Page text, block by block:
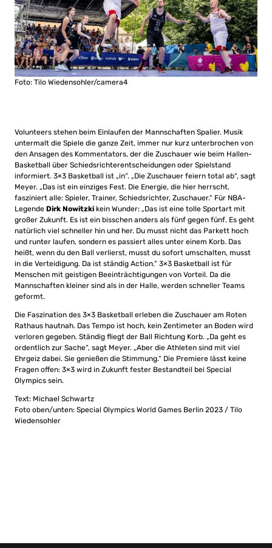
Foto: Tilo Wiedensohler/camera4
Volunteers stehen beim Einlaufen der Mannschaften Spalier. Musik
untermalt die Spiele die ganze Zeit, immer nur kurz unterbrochen von
den Ansagen des Kommentators, der die Zuschauer wie beim Hallen-
Basketball über Schiedsrichterentscheidungen oder Spielstand
informiert. 3×3 Basketball ist „in“. „Die Zuschauer feiern total ab“, sagt
Meyer. „Das ist ein einziges Fest. Die Energie, die hier herrscht,
fasziniert alle: Spieler, Trainer, Schiedsrichter, Zuschauer.“ Für NBA-
Legende Dirk Nowitzki kein Wunder: „Das ist eine tolle Sportart mit
großer Zukunft. Es ist ein bisschen anders als fünf gegen fünf. Es geht
natürlich viel schneller hin und her. Du musst nicht das Parkett hoch
und runter laufen, sondern es passiert alles unter einem Korb. Das
heißt, wenn du den Ball verlierst, musst du sofort umschalten, musst
in die Verteidigung. Da ist ständig Action.“ 3×3 Basketball ist für
Menschen mit geistigen Beeinträchtigungen von Vorteil. Da die
Mannschaften kleiner sind als in der Halle, werden schneller Teams
geformt.
Die Faszination des 3×3 Basketball erleben die Zuschauer am Roten
Rathaus hautnah. Das Tempo ist hoch, kein Zentimeter an Boden wird
verloren gegeben. Ständig fliegt der Ball Richtung Korb. „Da geht es
ordentlich zur Sache“, sagt Meyer. „Aber die Athleten sind mit viel
Ehrgeiz dabei. Sie genießen die Stimmung.“ Die Premiere lässt keine
Fragen offen: 3×3 wird in Zukunft fester Bestandteil bei Special
Olympics sein.
Text: Michael Schwartz
Foto oben/unten: Special Olympics World Games Berlin 2023 / Tilo
Wiedensohler